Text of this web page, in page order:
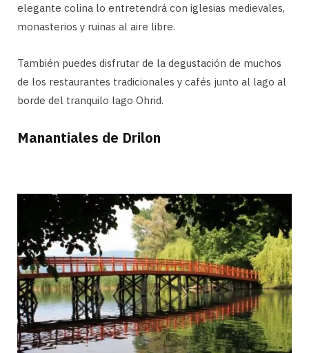
elegante colina lo entretendrá con iglesias medievales,
monasterios y ruinas al aire libre.
También puedes disfrutar de la degustación de muchos
de los restaurantes tradicionales y cafés junto al lago al
borde del tranquilo lago Ohrid.
Manantiales de Drilon